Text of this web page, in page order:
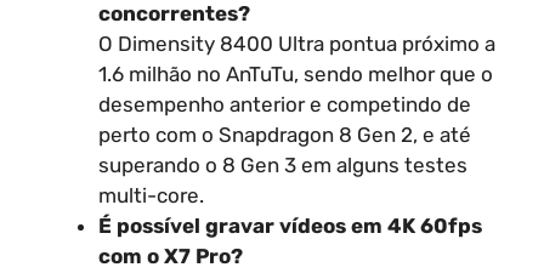
concorrentes?
O Dimensity 8400 Ultra pontua próximo a
1.6 milhão no AnTuTu, sendo melhor que o
desempenho anterior e competindo de
perto com o Snapdragon 8 Gen 2, e até
superando o 8 Gen 3 em alguns testes
multi-core.
É possível gravar vídeos em 4K 60fps
com o X7 Pro?